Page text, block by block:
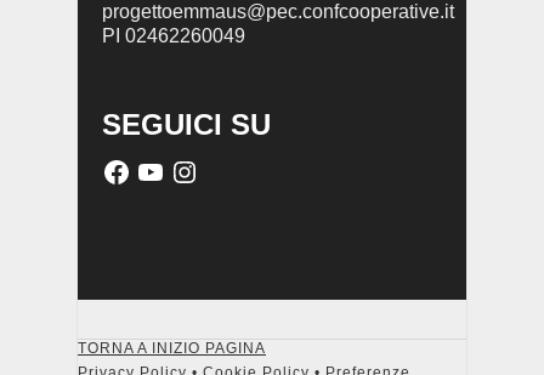
progettoemmaus@pec.confcooperative.it
PI 02462260049
SEGUICI SU
TORNA A INIZIO PAGINA